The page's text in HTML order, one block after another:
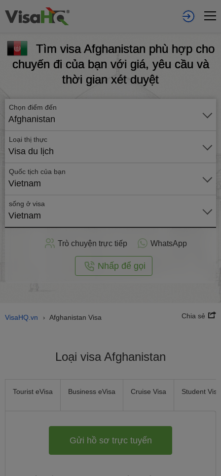
Tìm visa Afghanistan phù hợp cho
chuyến đi của bạn với giá, yêu cầu và
thời gian xét duyệt
Chọn điểm đến
Afghanistan
Loại thị thực
Visa du lịch
Quốc tịch của bạn
Vietnam
sống ở visa
Vietnam
Gửi
hồ
Trò chuyện trực tiếp WhatsApp
Nhấp để gọi
VisaHQ.vn › Afghanistan Visa Chia sẻ
Loại visa Afghanistan
Tourist eVisa Business eVisa Cruise Visa Student Visa
Gửi hồ sơ trực tuyến